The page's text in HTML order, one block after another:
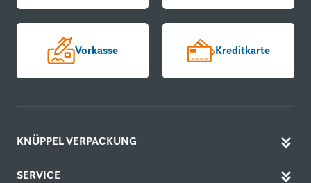
Vorkasse Kreditkarte
KNÜPPEL VERPACKUNG
SERVICE